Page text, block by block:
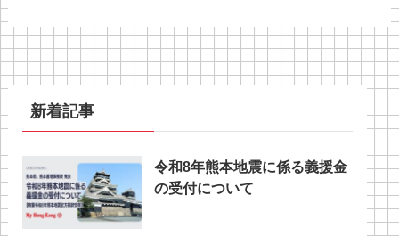
新着記事
令和8年熊本地震に係る義援金
の受付について